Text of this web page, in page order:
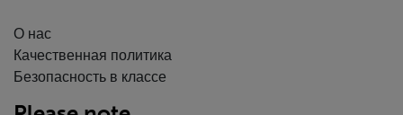
О нас
Качественная политика
Безопасность в классе